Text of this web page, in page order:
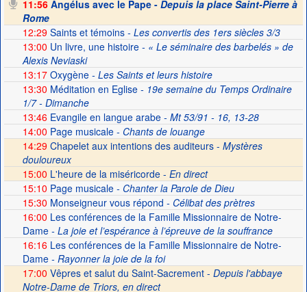
11:56Angélus avec le Pape - Depuis la place Saint-Pierre à
Rome
12:29Saints et témoins- Les convertis des 1ers siècles 3/3
13:00 Un livre, une histoire- « Le séminaire des barbelés » de
Alexis Neviaski
13:17Oxygène- Les Saints et leurs histoire
13:30 Méditation en Eglise- 19e semaine du Temps Ordinaire
1/7 - Dimanche
13:46Evangile en langue arabe- Mt 53/91 - 16, 13-28
14:00 Page musicale- Chants de louange
14:29 Chapelet aux intentions des auditeurs - Mystères
douloureux
15:00 L'heure de la miséricorde - En direct
15:10 Page musicale- Chanter la Parole de Dieu
15:30 Monseigneur vous répond - Célibat des prètres
16:00 Les conférences de la Famille Missionnaire de Notre-
Dame- La joie et l’espérance à l’épreuve de la souffrance
16:16Les conférences de la Famille Missionnaire de Notre-
Dame- Rayonner la joie de la foi
17:00 Vêpres et salut du Saint-Sacrement - Depuis l'abbaye
Notre-Dame de Triors, en direct